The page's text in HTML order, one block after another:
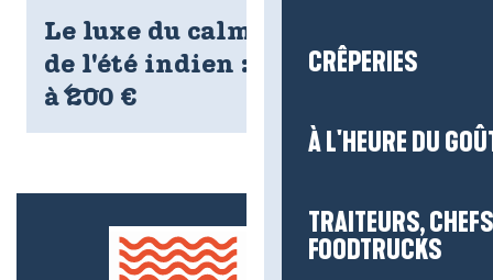
CRÊPERIES
À L'HEURE DU
TRAITEURS,
FOODTRUCKS
Le luxe du calme, les couleurs
de l'été indien : votre semaine
à 200 €